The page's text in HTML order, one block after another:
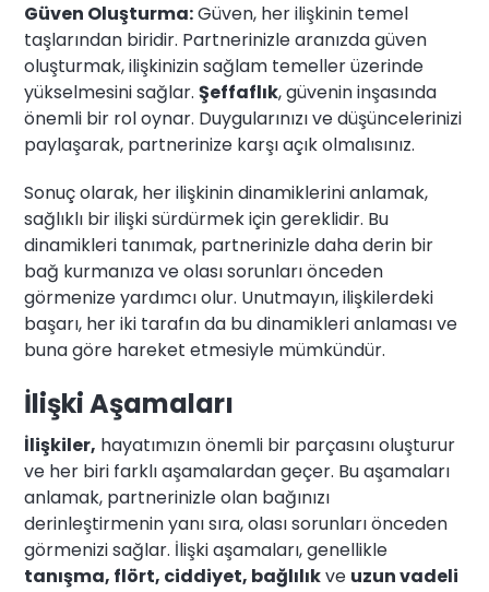
Güven Oluşturma:Güven, her ilişkinin temel
taşlarından biridir. Partnerinizle aranızda güven
oluşturmak, ilişkinizin sağlam temeller üzerinde
yükselmesini sağlar.Şeffaflık, güvenin inşasında
önemli bir rol oynar. Duygularınızı ve düşüncelerinizi
paylaşarak, partnerinize karşı açık olmalısınız.
Sonuç olarak, her ilişkinin dinamiklerini anlamak,
sağlıklı bir ilişki sürdürmek için gereklidir. Bu
dinamikleri tanımak, partnerinizle daha derin bir
bağ kurmanıza ve olası sorunları önceden
görmenize yardımcı olur. Unutmayın, ilişkilerdeki
başarı, her iki tarafın da bu dinamikleri anlaması ve
buna göre hareket etmesiyle mümkündür.
İlişki Aşamaları
İlişkiler, hayatımızın önemli bir parçasını oluşturur
ve her biri farklı aşamalardan geçer. Bu aşamaları
anlamak, partnerinizle olan bağınızı
derinleştirmenin yanı sıra, olası sorunları önceden
görmenizi sağlar. İlişki aşamaları, genellikle
tanışma, flört, ciddiyet, bağlılıkve uzun vadeli